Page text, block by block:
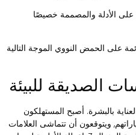
الأدلة والمصممة خصيصًا
على الحمض النووي الموجة التالية
الصديقة للبيئة
بالبشرة. أصبح المستهلكون
ويتوقعون أن تتماشى العلامات